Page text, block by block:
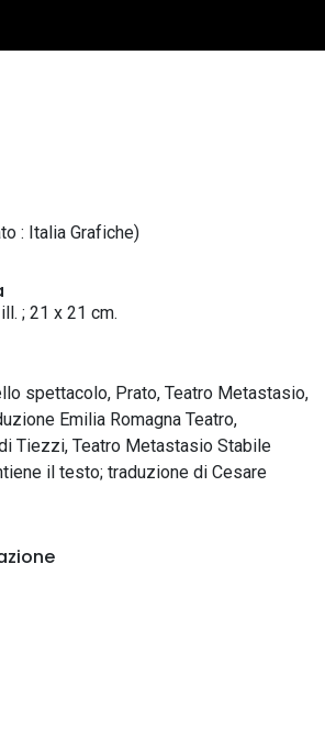
: Italia Grafiche)
; 21 x 21 cm.
spettacolo, Prato, Teatro Metastasio,
Emilia Romagna Teatro,
Tiezzi, Teatro Metastasio Stabile
il testo; traduzione di Cesare